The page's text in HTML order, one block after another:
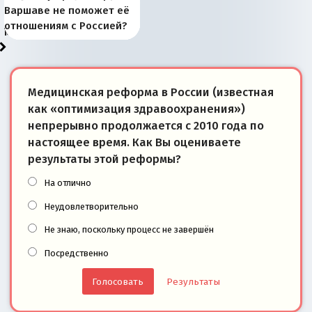
районы Баренцева
моря
тем, что они -
победители
Запада рассказала о
«переобувании» хозяев
перемены: 15 шагов к
суверенной экономике
Европы
сбрасывать балласт
Анкориджа
года: первые уступки во
внутренней политике
сегодня
Варшаве не поможет её
отношениям с Россией?
Медицинская реформа в России (известная
как «оптимизация здравоохранения»)
непрерывно продолжается с 2010 года по
настоящее время. Как Вы оцениваете
результаты этой реформы?
На отлично
Неудовлетворительно
Не знаю, поскольку процесс не завершён
Посредственно
Результаты